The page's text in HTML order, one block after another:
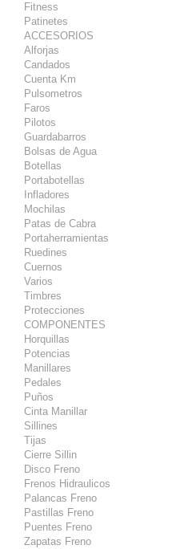
Fitness
Patinetes
ACCESORIOS
Alforjas
Candados
Cuenta Km
Pulsometros
Faros
Pilotos
Guardabarros
Bolsas de Agua
Botellas
Portabotellas
Infladores
Mochilas
Patas de Cabra
Portaherramientas
Ruedines
Cuernos
Varios
Timbres
Protecciones
COMPONENTES
Horquillas
Potencias
Manillares
Pedales
Puños
Cinta Manillar
Sillines
Tijas
Cierre Sillin
Disco Freno
Frenos Hidraulicos
Palancas Freno
Pastillas Freno
Puentes Freno
Zapatas Freno